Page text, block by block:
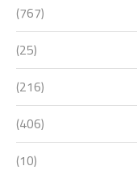
(767)
(25)
(216)
(406)
(10)